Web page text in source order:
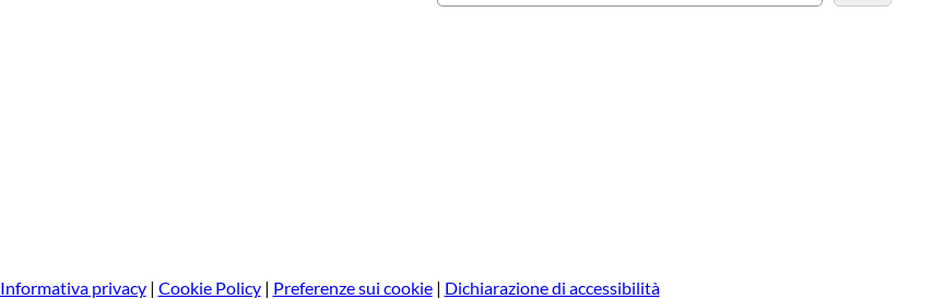
Informativa privacy| Cookie Policy| Preferenze sui cookie| Dichiarazione di accessibilità